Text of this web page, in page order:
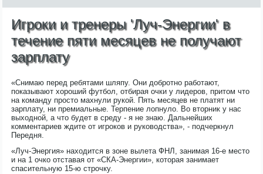
Игроки и тренеры 'Луч-Энергии' в
течение пяти месяцев не получают
зарплату
«Снимаю перед ребятами шляпу. Они добротно работают,
показывают хороший футбол, отбирая очки у лидеров, притом что
на команду просто махнули рукой. Пять месяцев не платят ни
зарплату, ни премиальные. Терпение лопнуло. Во вторник у нас
выходной, а что будет в среду - я не знаю. Дальнейших
комментариев ждите от игроков и руководства», - подчеркнул
Передня.
«Луч-Энергия» находится в зоне вылета ФНЛ, занимая 16-е место
и на 1 очко отставая от «СКА-Энергии», которая занимает
спасительную 15-ю строчку.